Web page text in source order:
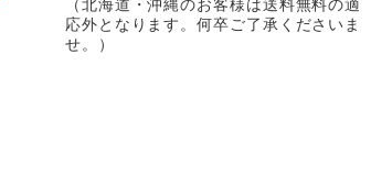
（北海道・沖縄のお客様は送料無料の適
応外となります。何卒ご了承くださいま
せ。）